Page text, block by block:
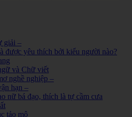
giải –
được yêu thích bởi kiểu người nào?
và Chữ viết
nghề nghiệp –
hạn –
nữ bá đạo, thích là tự cầm cưa
tảo mộ